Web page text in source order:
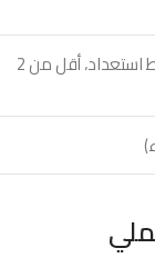
370 واط أثناء الطباعة، 7 واط استعداد، أقل من 2